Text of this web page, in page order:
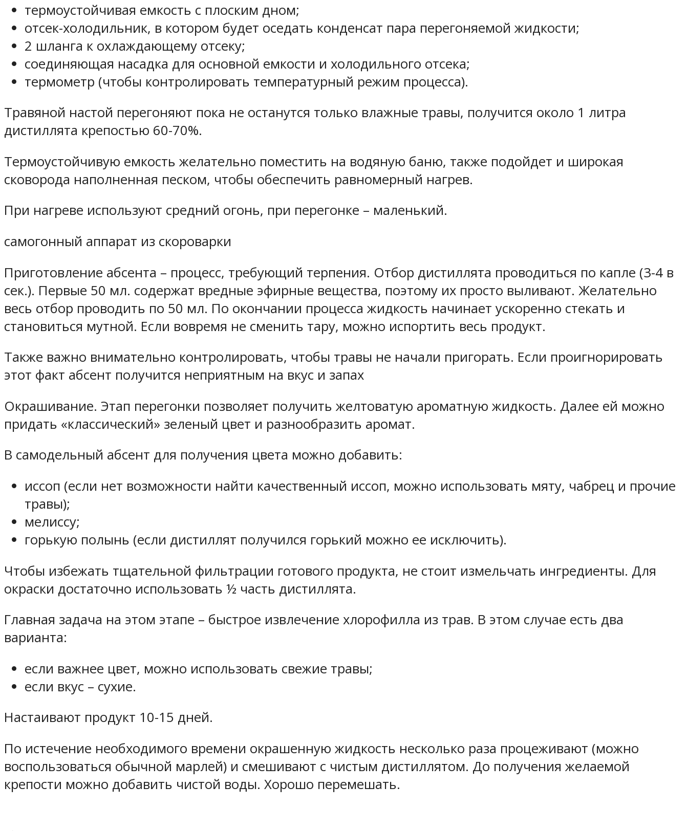
термоустойчивая емкость с плоским дном;
отсек-холодильник, в котором будет оседать конденсат пара перегоняемой жидкости;
2 шланга к охлаждающему отсеку;
соединяющая насадка для основной емкости и холодильного отсека;
термометр (чтобы контролировать температурный режим процесса).
Травяной настой перегоняют пока не останутся только влажные травы, получится около 1 литра
дистиллята крепостью 60-70%.
Термоустойчивую емкость желательно поместить на водяную баню, также подойдет и широкая
сковорода наполненная песком, чтобы обеспечить равномерный нагрев.
При нагреве используют средний огонь, при перегонке – маленький.
самогонный аппарат из скороварки
Приготовление абсента – процесс, требующий терпения. Отбор дистиллята проводиться по капле (3-4 в
сек.). Первые 50 мл. содержат вредные эфирные вещества, поэтому их просто выливают. Желательно
весь отбор проводить по 50 мл. По окончании процесса жидкость начинает ускоренно стекать и
становиться мутной. Если вовремя не сменить тару, можно испортить весь продукт.
Также важно внимательно контролировать, чтобы травы не начали пригорать. Если проигнорировать
этот факт абсент получится неприятным на вкус и запах
Окрашивание. Этап перегонки позволяет получить желтоватую ароматную жидкость. Далее ей можно
придать «классический» зеленый цвет и разнообразить аромат.
В самодельный абсент для получения цвета можно добавить:
иссоп (если нет возможности найти качественный иссоп, можно использовать мяту, чабрец и прочие
травы);
мелиссу;
горькую полынь (если дистиллят получился горький можно ее исключить).
Чтобы избежать тщательной фильтрации готового продукта, не стоит измельчать ингредиенты. Для
окраски достаточно использовать ½ часть дистиллята.
Главная задача на этом этапе – быстрое извлечение хлорофилла из трав. В этом случае есть два
варианта:
если важнее цвет, можно использовать свежие травы;
если вкус – сухие.
Настаивают продукт 10-15 дней.
По истечение необходимого времени окрашенную жидкость несколько раза процеживают (можно
воспользоваться обычной марлей) и смешивают с чистым дистиллятом. До получения желаемой
крепости можно добавить чистой воды. Хорошо перемешать.